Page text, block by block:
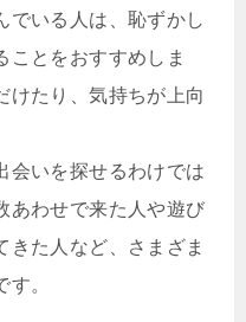
でいる人は、恥ずかし
ことをおすすめしま
けたり、気持ちが上向
会いを探せるわけでは
あわせで来た人や遊び
きた人など、さまざま
。